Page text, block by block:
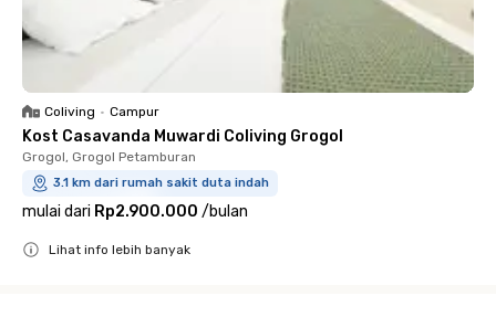
Coliving • Campur
Kost Casavanda Muwardi Coliving Grogol
Grogol, Grogol Petamburan
3.1 km dari rumah sakit duta indah
mulai dari Rp2.900.000 /bulan
Lihat info lebih banyak